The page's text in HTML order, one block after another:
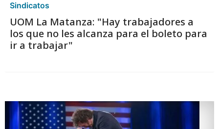
Sindicatos
UOM La Matanza: "Hay trabajadores a
los que no les alcanza para el boleto para
ir a trabajar"